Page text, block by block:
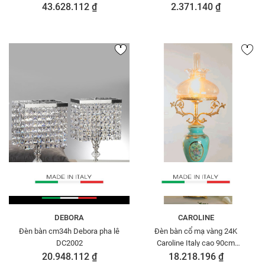
Cevik 3NI.PC5/100/OW
43.628.112 ₫
56533-10
2.371.140 ₫
DEBORA
Đèn bàn cm34h Debora pha lê
DC2002
20.948.112 ₫
CAROLINE
Đèn bàn cổ mạ vàng 24K
Caroline Italy cao 90cm
A90.560/B1
18.218.196 ₫